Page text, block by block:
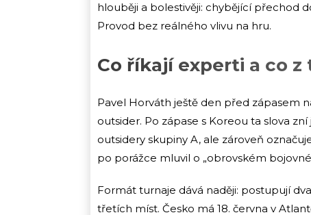
hlouběji a bolestivěji: chybějící přechod
Provod bez reálného vlivu na hru.
Co říkají experti a co
Pavel Horváth ještě den před zápasem
outsider. Po zápase s Koreou ta slova
outsidery skupiny A, ale zároveň
po porážce mluvil o „obrovském
Formát turnaje dává naději: postupují
třetích míst. Česko má 18. června v